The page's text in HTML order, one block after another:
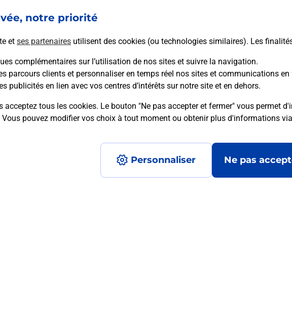
notre priorité
et ses partenaires utilisent des cookies (ou technologies similaires). Les
complémentaires sur l’utilisation de nos sites et suivre la navigation.
parcours clients et personnaliser en temps réel nos sites et communications
publicités en lien avec vos centres d’intérêts sur notre site et en dehors.
acceptez tous les cookies. Le bouton "Ne pas accepter et fermer" vous permet
pouvez modifier vos choix à tout moment ou obtenir plus d'informations via
Personnaliser Ne pas
dans vos bureaux de Poste à NANTES JULES VERNE
posées